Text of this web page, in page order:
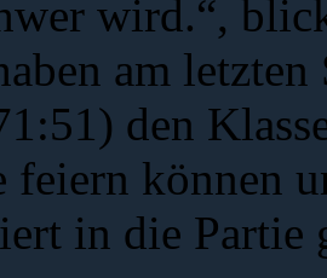
wird.“,
am
den
feiern können
in die Partie